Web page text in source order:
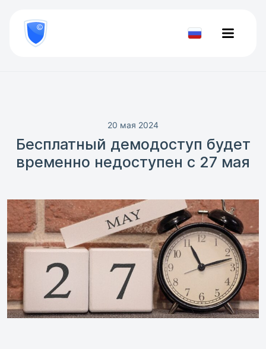
800
777-
81-Проверить
20 мая 2024
Бесплатный демодоступ будет
временно недоступен с 27 мая